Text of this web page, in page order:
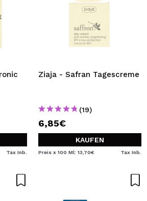
Tax Inb.
Ziaja - Safran Tagescreme
(19)
6,85€
KAUFEN
Preis x 100 Ml: 13,70€ Tax Inb.